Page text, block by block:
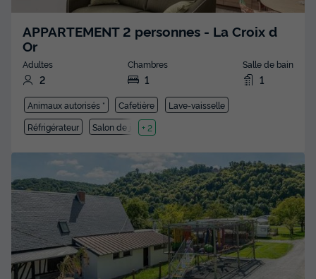
APPARTEMENT 2 personnes - La Croix d
Or
Adultes
2
Chambres
1
Salle de bain
1
Animaux autorisés * Cafetière
Lave-vaisselle
Réfrigérateur
Salon de jardin
+ 2